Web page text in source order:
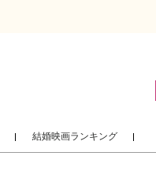
結婚映画ランキング